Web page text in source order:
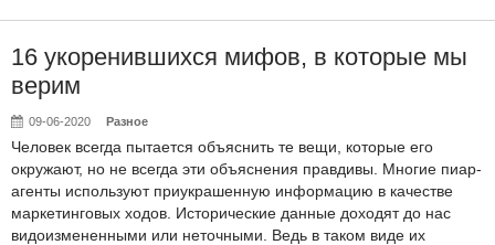
16 укоренившихся мифов, в которые мы
верим
09-06-2020 Разное
Человек всегда пытается объяснить те вещи, которые его
окружают, но не всегда эти объяснения правдивы. Многие пиар-
агенты используют приукрашенную информацию в качестве
маркетинговых ходов. Исторические данные доходят до нас
видоизмененными или неточными. Ведь в таком виде их